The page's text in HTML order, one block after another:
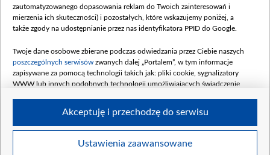
Dofinansowanie 900 000 000,00 PLN
Data podpisania umowy: LUTY 2026 (wpłata
kwiecień 180 mln, 7 maja 180 mln, 8
czerwca 90 mln)
Dofinansowanie 250 000 000,00 PLN
4 sierpnia 250 mln
zautomatyzowanego dopasowania reklam do Twoich zainteresowań i
mierzenia ich skuteczności) i pozostałych, które wskazujemy poniżej, a
także zgody na udostępnianie przez nas identyfikatora PPID do Google.
Twoje dane osobowe zbierane podczas odwiedzania przez Ciebie naszych
poszczególnych serwisów zwanych dalej „Portalem”, w tym informacje
zapisywane za pomocą technologii takich jak: pliki cookie, sygnalizatory
WWW lub innych podobnych technologii umożliwiających świadczenie
Twoje dane osobowe zbierane podczas odwiedzania przez Ciebie
Ustawienia zaawansowane
Akceptuję i przechodzę do serwisu